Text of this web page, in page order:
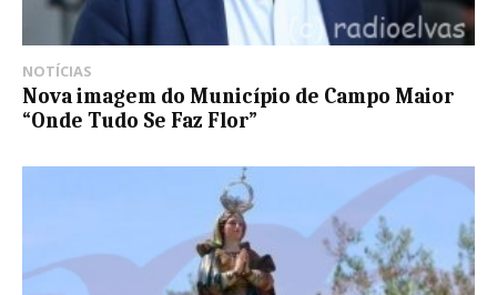
NOTÍCIAS
​Nova imagem do Município de Campo Maior
“Onde Tudo Se Faz Flor”